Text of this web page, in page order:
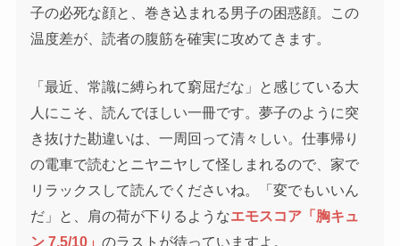
子の必死な顔と、巻き込まれる男子の困惑顔。この
温度差が、読者の腹筋を確実に攻めてきます。
「最近、常識に縛られて窮屈だな」と感じている大
人にこそ、読んでほしい一冊です。夢子のように突
き抜けた勘違いは、一周回って清々しい。仕事帰り
の電車で読むとニヤニヤして怪しまれるので、家で
リラックスして読んでくださいね。「変でもいいん
だ」と、肩の荷が下りるようなエモスコア「胸キュ
ン 7.5/10」のラストが待っていますよ。